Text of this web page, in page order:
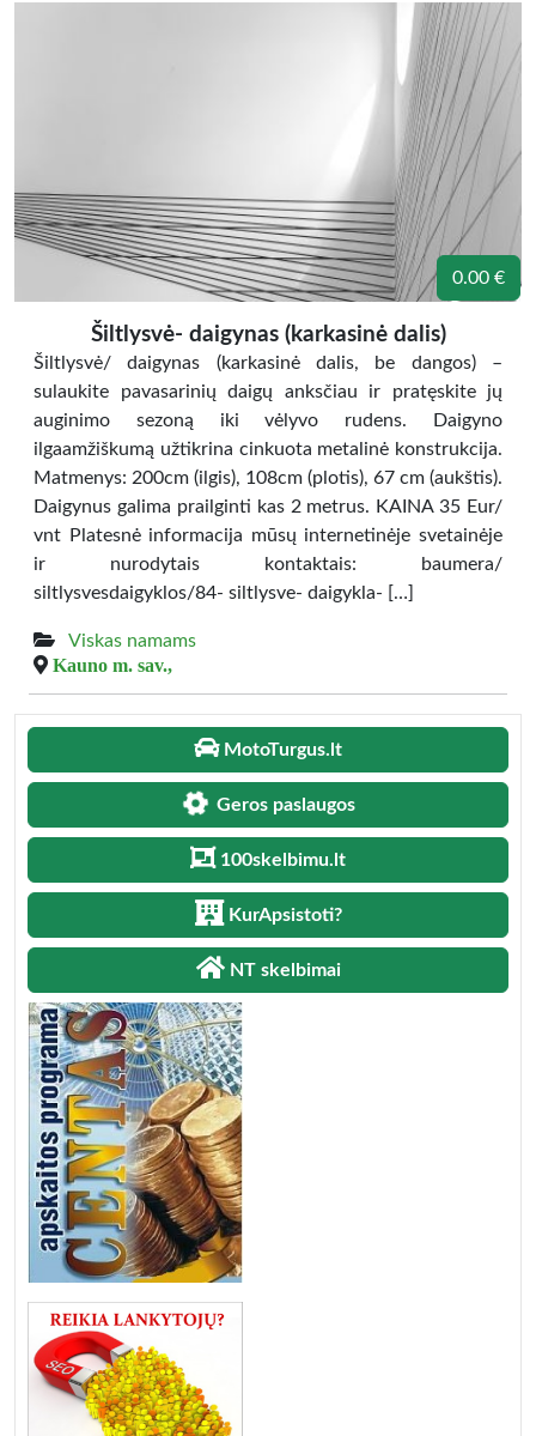
0.00 €
Šiltlysvė- daigynas (karkasinė dalis)
Šiltlysvė/ daigynas (karkasinė dalis, be dangos) –
sulaukite pavasarinių daigų anksčiau ir pratęskite jų
auginimo sezoną iki vėlyvo rudens. Daigyno
ilgaamžiškumą užtikrina cinkuota metalinė konstrukcija.
Matmenys: 200cm (ilgis), 108cm (plotis), 67 cm (aukštis).
Daigynus galima prailginti kas 2 metrus. KAINA 35 Eur/
vnt Platesnė informacija mūsų internetinėje svetainėje
ir nurodytais kontaktais: baumera/
siltlysvesdaigyklos/84- siltlysve- daigykla- […]
Viskas namams
Kauno m. sav.,
MotoTurgus.lt
Geros paslaugos
100skelbimu.lt
KurApsistoti?
NT skelbimai